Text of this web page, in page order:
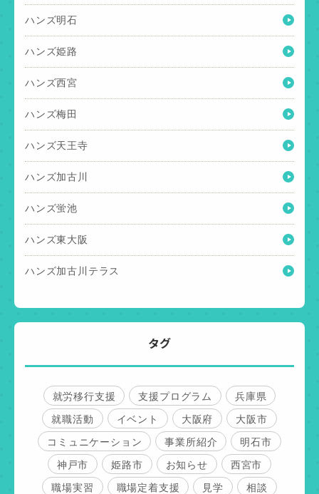
ハンズ明石
ハンズ姫路
ハンズ西宮
ハンズ梅田
ハンズ天王寺
ハンズ加古川
ハンズ蛍池
ハンズ東大阪
ハンズ加古川テラス
タグ
就労移行支援 支援プログラム
兵庫県
就職活動
イベント 大阪府
大阪市
コミュニケーション
事業所紹介
明石市
神戸市
姫路市 お知らせ
西宮市
職場実習
職場定着支援 見学
相談